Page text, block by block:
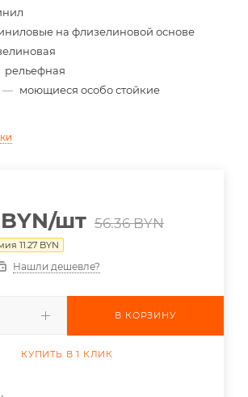
на флизелиновой основе
рельефная
— моющиеся особо стойкие
BYN/шт 56.36BYN
11.27 BYN
Нашли дешевле?
В КОРЗИНУ
КУПИТЬ В 1 КЛИК